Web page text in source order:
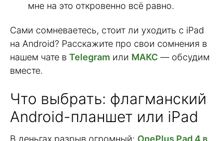
мне на это откровенно всё равно.
Сами сомневаетесь, стоит ли уходить с iPad
на Android? Расскажите про свои сомнения в
нашем чате в Telegram или МАКС — обсудим
вместе.
Что выбрать: флагманский
Android-планшет или iPad
В деньгах разрыв огромный: OnePlus Pad 4 в